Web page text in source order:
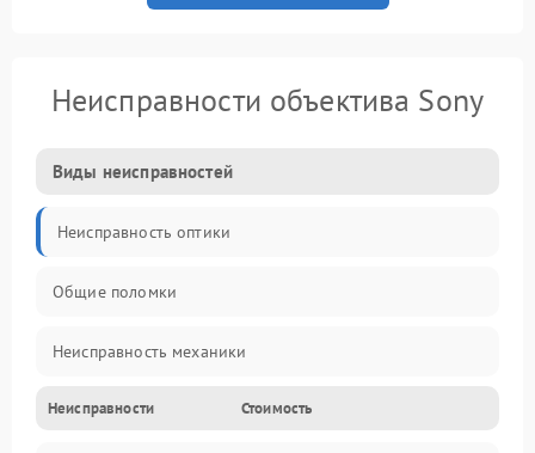
Неисправности объектива Sony
Виды неисправностей
Неисправность оптики
Общие поломки
Неисправность механики
Неисправность электроники (если объектив с мотором/
Неисправности Стоимость